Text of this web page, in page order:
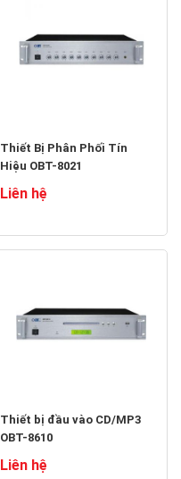
Thiết Bị Phân Phối Tín
Hiệu OBT-8021
Liên hệ
Thiết bị đầu vào CD/MP3
OBT-8610
Liên hệ